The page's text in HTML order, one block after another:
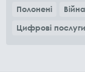
Полонені
Війна
Цифрові послуги